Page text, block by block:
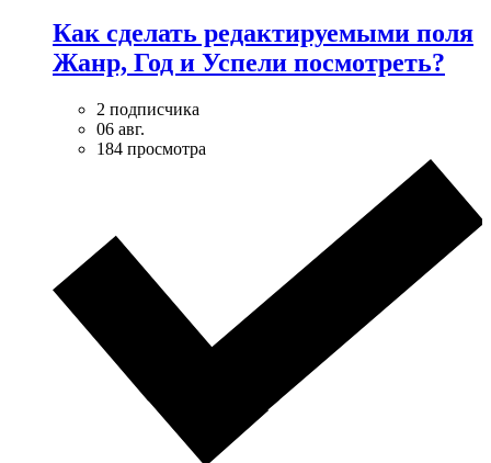
Как сделать редактируемыми поля
Жанр, Год и Успели посмотреть?
2 подписчика
06 авг.
184 просмотра